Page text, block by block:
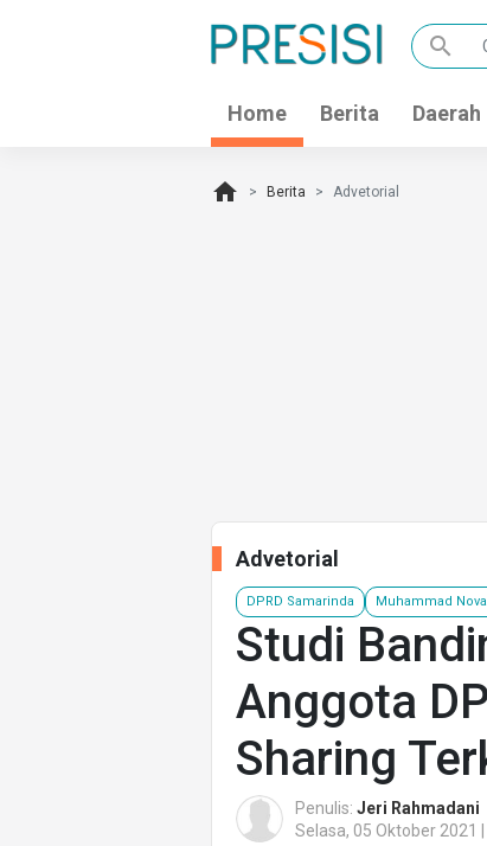
search
Home Berita Daerah
home Berita Advetorial
Advetorial
DPRD Samarinda Muhammad
Studi
Anggota
Sharing
Penulis: Jeri Rahmadani
Selasa, 05 Oktober 2021